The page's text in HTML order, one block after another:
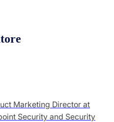
Marketing Director at
Security and Security